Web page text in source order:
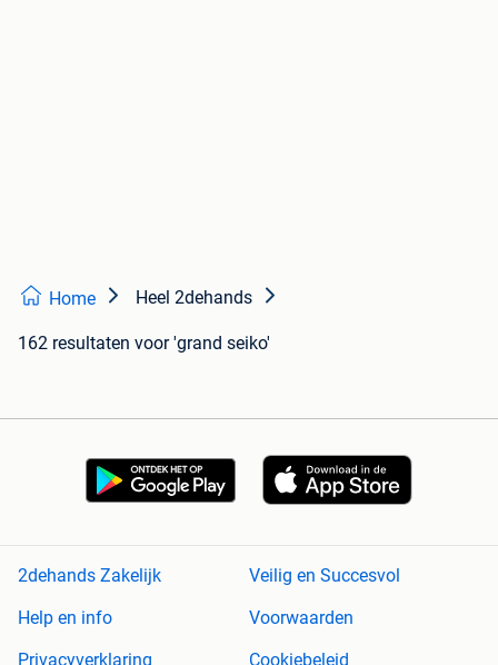
Home Heel 2dehands
162 resultaten voor 'grand seiko'
2dehands Zakelijk
Veilig en Succesvol
Help en info
Voorwaarden
Privacyverklaring
Cookiebeleid